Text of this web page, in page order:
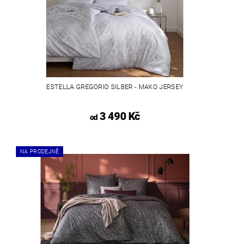
ESTELLA GREGORIO SILBER - MAKO JERSEY
od3 490 Kč
NA PRODEJNĚ